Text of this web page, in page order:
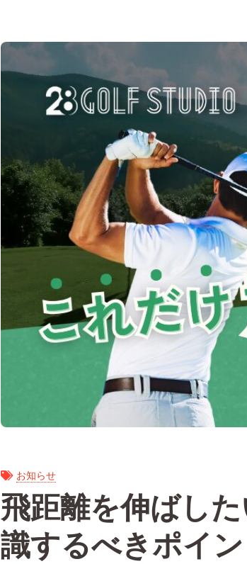
お知らせ
飛距離を伸ばし
識するべきポイ